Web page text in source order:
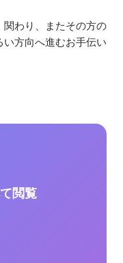
わり、またその方の
方向へ進むお手伝い
閲覧